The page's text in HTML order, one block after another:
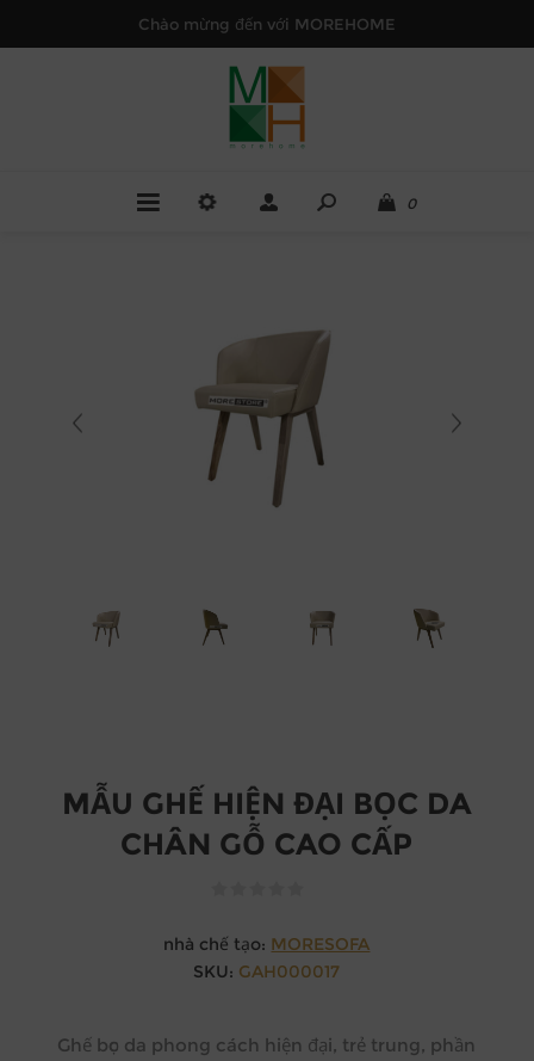
Chào mừng đến với MOREHOME
0
MẪU GHẾ HIỆN ĐẠI BỌC DA
CHÂN GỖ CAO CẤP
nhà chế tạo: MORESOFA
SKU: GAH000017
Ghế bọc da phong cách hiện đại, trẻ trung, phần